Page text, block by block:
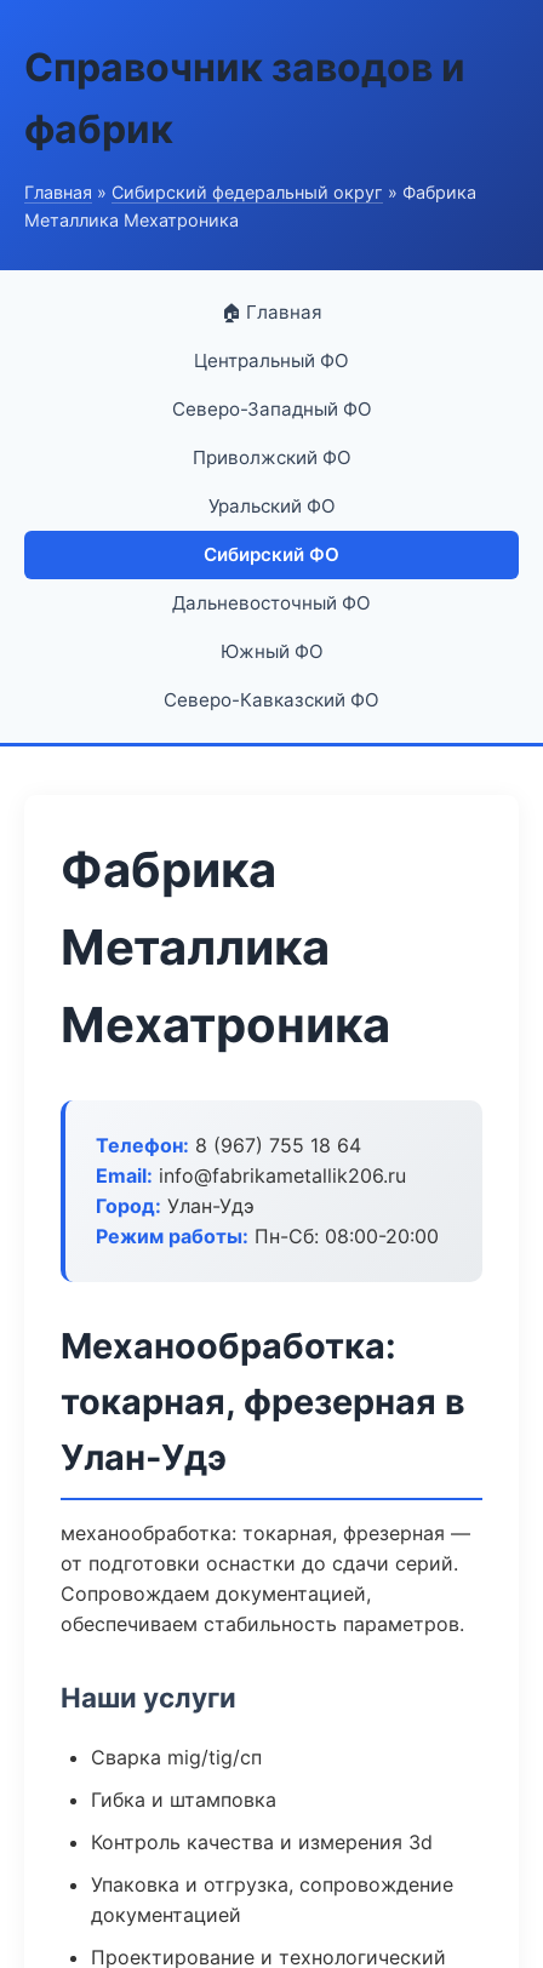
Справочник заводов и
фабрик
Главная » Сибирский федеральный округ » Фабрика
Металлика Мехатроника
🏠 Главная
Центральный ФО
Северо-Западный ФО
Приволжский ФО
Уральский ФО
Сибирский ФО
Дальневосточный ФО
Южный ФО
Северо-Кавказский ФО
Фабрика
Металлика
Мехатроника
Телефон: 8 (967) 755 18 64
Email: info@fabrikametallik206.ru
Город: Улан-Удэ
Режим работы: Пн-Сб: 08:00-20:00
Механообработка:
токарная, фрезерная в
Улан-Удэ
механообработка: токарная, фрезерная —
от подготовки оснастки до сдачи серий.
Сопровождаем документацией,
обеспечиваем стабильность параметров.
Наши услуги
Сварка mig/tig/сп
Гибка и штамповка
Контроль качества и измерения 3d
Упаковка и отгрузка, сопровождение
документацией
Проектирование и технологический